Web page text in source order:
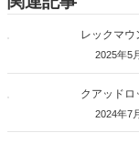
レックマウ
2025年5
クアッドロ
2024年7